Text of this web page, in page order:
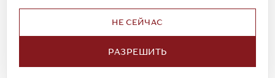
НЕ СЕЙЧАС
РАЗРЕШИТЬ
© 2023. AIT Shoes
Все права защищены
Доставка
Обмен и возврат
Каспи-Ред